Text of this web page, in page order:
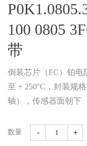
100 0805
带
倒装芯片（FC）铂电
至 + 250°C，封装规
轴），传感器面朝下
数量 - +